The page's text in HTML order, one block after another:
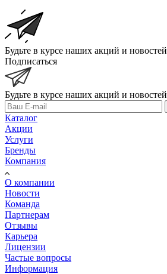
Будьте в курсе наших акций и новостей
Подписаться
Будьте в курсе наших акций и новостей
Каталог
Акции
Услуги
Бренды
Компания
О компании
Новости
Команда
Партнерам
Отзывы
Карьера
Лицензии
Частые вопросы
Информация